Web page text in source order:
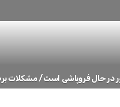
در حال فروپاشی است/ مشکلات